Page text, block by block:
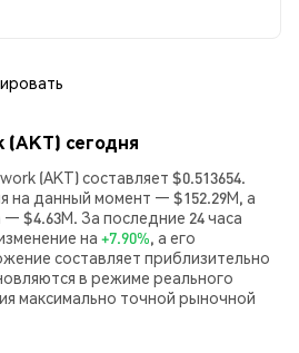
сегодня
(AKT) составляет $0.513654.
на данный момент — $152.29M, а
$4.63M. За последние 24 часа
на +7.90%, а его
составляет приблизительно
в режиме реального
максимально точной рыночной